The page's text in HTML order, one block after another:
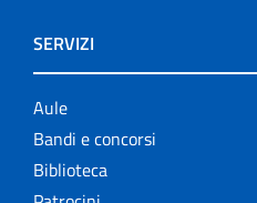
SERVIZI
Aule
Bandi e concorsi
Biblioteca